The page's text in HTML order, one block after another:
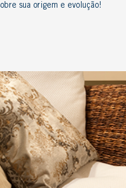
sua origem e evolução!